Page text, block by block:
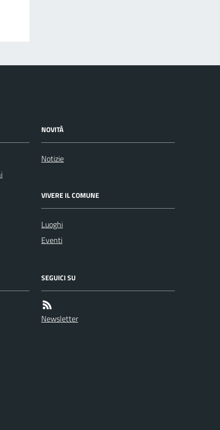
NOVITÀ
Notizie
VIVERE IL COMUNE
Luoghi
Eventi
SEGUICI SU
Newsletter